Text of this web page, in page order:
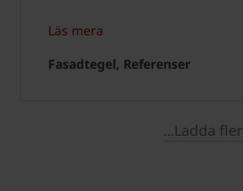
Läs mera
Fasadtegel, Referenser
...Ladda fler